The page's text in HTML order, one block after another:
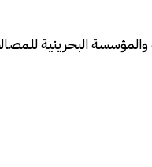
البحرينية